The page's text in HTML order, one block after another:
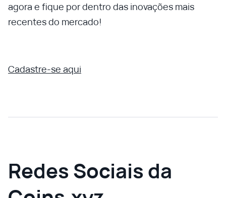
agora e fique por dentro das inovações mais
recentes do mercado!
Cadastre-se aqui
Redes Sociais da